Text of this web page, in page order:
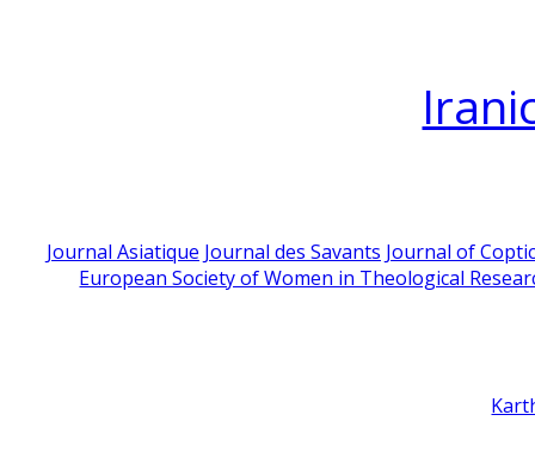
Journal Asiatique Journal des Savants Journal of
European Society of Women in Theological